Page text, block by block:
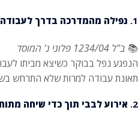
1. נפילה מהמדרכה בדרך לעבודה
📚 ב"ל 1234/04 פלוני נ' המוסד
הנפגע נפל בבוקר כשיצא מביתו
תאונת עבודה למרות שלא התרחש
2. אירוע לבבי תוך כדי שיחה